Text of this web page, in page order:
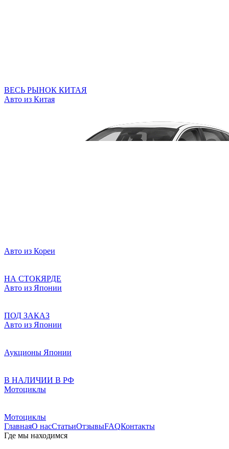
ВЕСЬ РЫНОК КИТАЯ
Авто из Китая
Авто из Кореи
НА СТОКЯРДЕ
Авто из Японии
ПОД ЗАКАЗ
Авто из Японии
Аукционы Японии
В НАЛИЧИИ В РФ
Мотоциклы
Мотоциклы
ГлавнаяО насСтатьиОтзывыFAQКонтакты
Где мы находимся